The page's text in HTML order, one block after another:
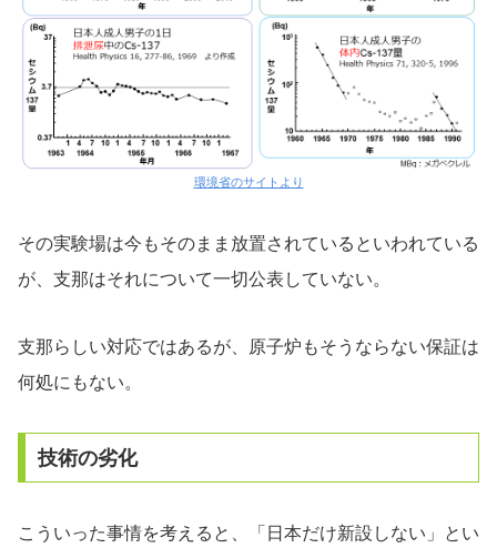
環境省のサイトより
その実験場は今もそのまま放置されているといわれている
が、支那はそれについて一切公表していない。
支那らしい対応ではあるが、原子炉もそうならない保証は
何処にもない。
技術の劣化
こういった事情を考えると、「日本だけ新設しない」とい